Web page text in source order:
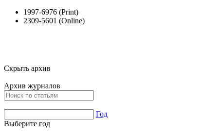
1997-6976 (Print)
2309-5601 (Online)
Скрыть архив
Архив журналов
Год
Выберите год